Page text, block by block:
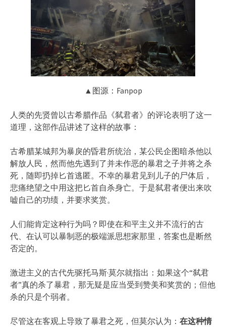
▲图源：Fanpop
人类的先贤曾以古希腊作品《弑君者》的评论表明了这一
道理，这部作品讲述了这样的故事：
古希腊某城邦为暴戾的昏君所统治，某公民企图暗杀他以
解放人民，然而他先遇到了并未作恶的暴君之子并将之杀
死，随即扔掉匕首逃匿。不幸的暴君见到儿子的尸体后，
悲痛绝望之中用这把匕首自杀身亡。于是弑君者便出来吹
嘘自己的功绩，并要求奖赏。
人们能肯定这种行为吗？即使在和平主义并不流行的古
代、在认可以暴制恶的极端派思想家那里，答案也是断然
否定的。
激进主义的古代先驱托马斯·莫尔就指出：如果这个“弑君
者”真的杀了暴君，那无疑是应当受到赞美和奖赏的；但他
杀的只是个弱者。
尽管这在客观上导致了暴君之死，但莫尔认为： 在这种情